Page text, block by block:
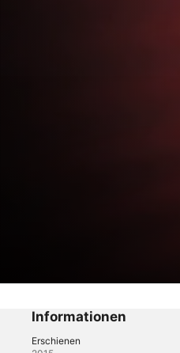
Episode 5
Crime ·Reality
Informationen
Erschienen